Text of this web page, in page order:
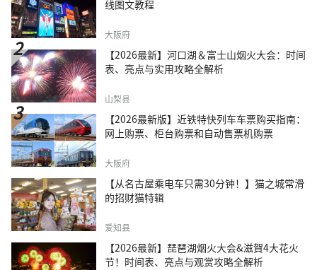
线图文教程
大阪府
【2026最新】河口湖＆富士山烟火大会：时间
表、亮点与实用攻略全解析
山梨县
【2026最新版】近铁特快列车车票购买指南：
网上购票、柜台购票和自动售票机购票
大阪府
【从名古屋乘电车只需30分钟！】猫之城常滑
的招财猫特辑
爱知县
【2026最新】琵琶湖烟火大会&滋賀4大花火
节！时间表、亮点与观赏攻略全解析